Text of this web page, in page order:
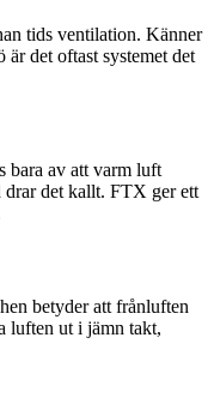
tids ventilation. Känner
det oftast systemet det
bara av att varm luft
drar det kallt. FTX ger ett
betyder att frånluften
luften ut i jämn takt,